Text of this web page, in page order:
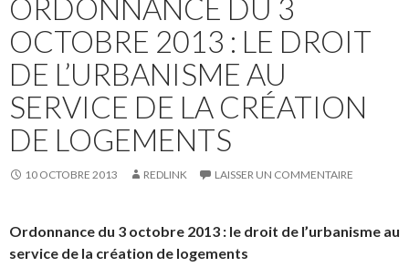
ORDONNANCE DU 3
OCTOBRE 2013 : LE DROIT
DE L’URBANISME AU
SERVICE DE LA CRÉATION
DE LOGEMENTS
10 OCTOBRE 2013 REDLINK LAISSER UN COMMENTAIRE
Ordonnance du 3 octobre 2013 : le droit de l’urbanisme au
service de la création de logements